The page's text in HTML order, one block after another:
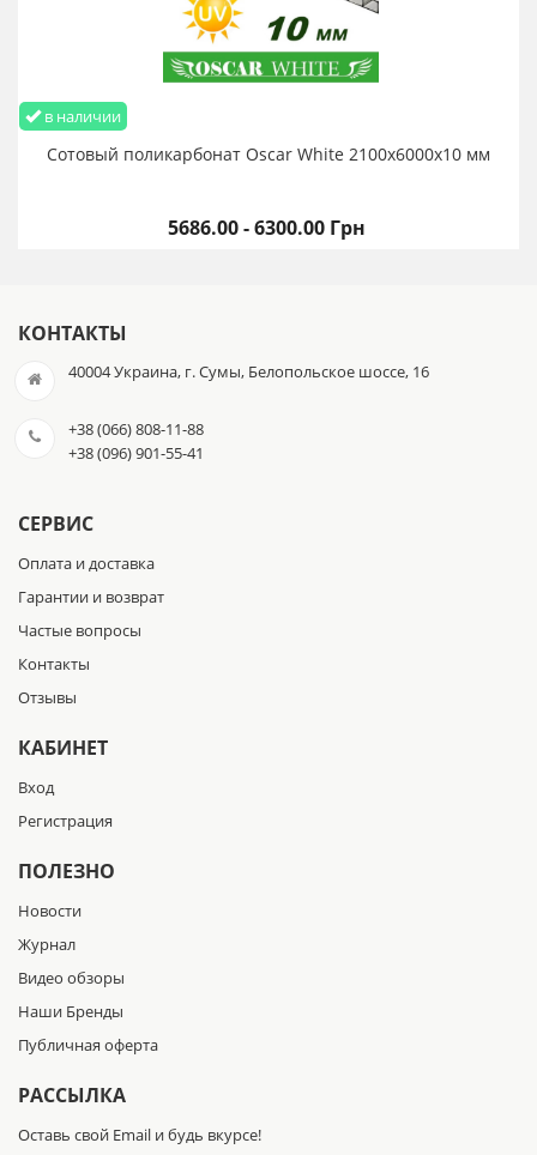
в наличии
Сотовый поликарбонат Oscar White 2100х6000х10 мм
5686.00 - 6300.00 Грн
КОНТАКТЫ
40004 Украина, г. Сумы, Белопольское шоссе, 16
+38 (066) 808-11-88
+38 (096) 901-55-41
СЕРВИС
Оплата и доставка
Гарантии и возврат
Частые вопросы
Контакты
Отзывы
КАБИНЕТ
Вход
Регистрация
ПОЛЕЗНО
Новости
Журнал
Видео обзоры
Наши Бренды
Публичная оферта
РАССЫЛКА
Оставь свой Email и будь вкурсе!